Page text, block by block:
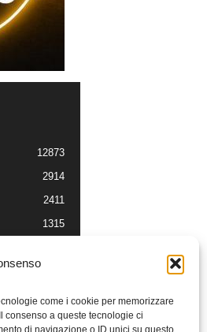
come i cookie per memorizzare
consenso a queste tecnologie ci
di navigazione o ID unici su questo
12873
2914
2411
1315